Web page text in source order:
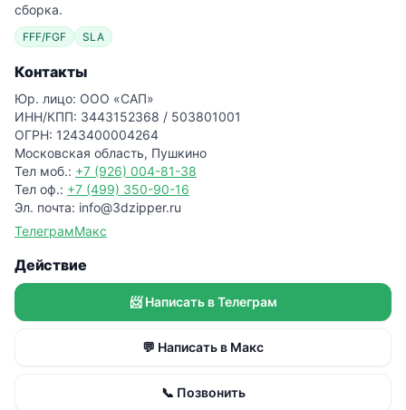
сборка.
FFF/FGF SLA
Контакты
Юр. лицо: ООО «САП»
ИНН/КПП: 3443152368 / 503801001
ОГРН: 1243400004264
Московская область, Пушкино
Тел моб.: +7 (926) 004-81-38
Тел оф.: +7 (499) 350-90-16
Эл. почта: info@3dzipper.ru
ТелеграмМакс
Действие
📨 Написать в Телеграм
💬 Написать в Макс
📞 Позвонить